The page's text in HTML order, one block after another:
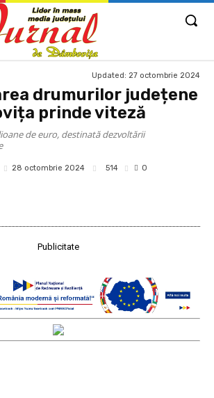
Updated: 27 octombrie 2024
drumurilor județene
prinde viteză
de euro, destinată dezvoltării
28 octombrie 2024 514 0
Publicitate